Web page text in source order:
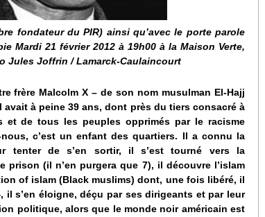
fondateur du PIR) ainsi qu’avec le porte parole
Mardi 21 février 2012 à 19h00 à la Maison Verte,
Jules Joffrin / Lamarck-Caulaincourt
frère Malcolm X – de son nom musulman El-Hajj
avait à peine 39 ans, dont près du tiers consacré à
de tous les peuples opprimés par le racisme
c’est un enfant des quartiers. Il a connu la
tenter de s’en sortir, il s’est tourné vers la
prison (il n’en purgera que 7), il découvre l’islam
of islam (Black muslims) dont, une fois libéré, il
il s’en éloigne, déçu par ses dirigeants et par leur
politique, alors que le monde noir américain est